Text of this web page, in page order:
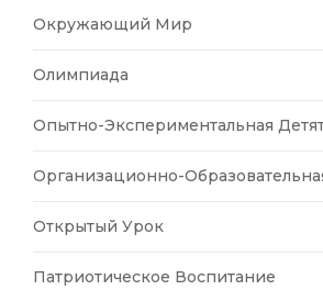
Окружающий Мир
Олимпиада
Опытно-Экспериментальная
Организационно-
Открытый Урок
Патриотическое Воспитание